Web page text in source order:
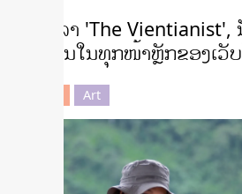
ມະນີລາ 'The
ສ້າງສັນໃນທຸກໜ້າຫຼັກຂອງເວັ
Art